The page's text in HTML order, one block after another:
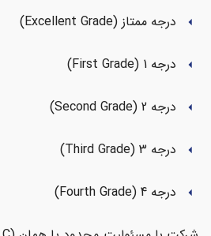
arrow_left درجه ممتاز (Excellent Grade)
arrow_left درجه 1 (First Grade)
arrow_left درجه 2 (Second Grade)
arrow_left درجه 3 (Third Grade)
arrow_left درجه 4 (Fourth Grade)